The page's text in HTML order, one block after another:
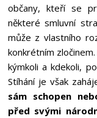
občany, kteří se
některé smluvní
může z vlastního
konkrétním
kýmkoli a kdekoli,
Stíhání je však
sám schopen
před svými